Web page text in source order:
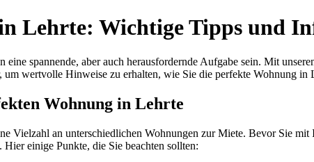
Lehrte: Wichtige Tipps und
eine spannende, aber auch herausfordernde Aufgabe sein. Mit
wertvolle Hinweise zu erhalten, wie Sie die perfekte Wohnung in
Wohnung in Lehrte
Vielzahl an unterschiedlichen Wohnungen zur Miete. Bevor Sie
einige Punkte, die Sie beachten sollten: